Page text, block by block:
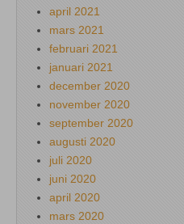
april 2021
mars 2021
februari 2021
januari 2021
december 2020
november 2020
september 2020
augusti 2020
juli 2020
juni 2020
april 2020
mars 2020